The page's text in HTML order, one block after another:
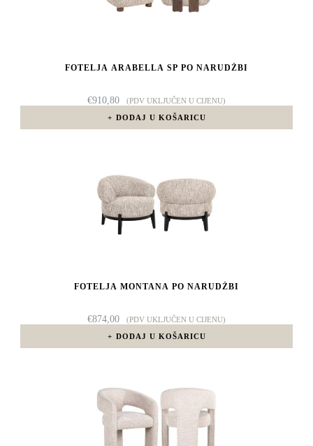
FOTELJA ARABELLA SP PO NARUDŽBI
€910,80
(PDV UKLJUČEN U CIJENU)
DODAJ U KOŠARICU
FOTELJA MONTANA PO NARUDŽBI
€874,00
(PDV UKLJUČEN U CIJENU)
DODAJ U KOŠARICU